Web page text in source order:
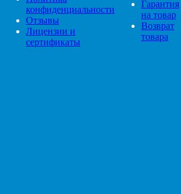
конфиденциальности
Отзывы
Лицензии и
сертификаты
Гарантия
на товар
Возврат
товара